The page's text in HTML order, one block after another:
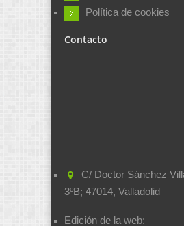
Política de cookies
Contacto
C/ Doctor Sánchez
3ºB; 47014, Valladolid
Edición de la web: